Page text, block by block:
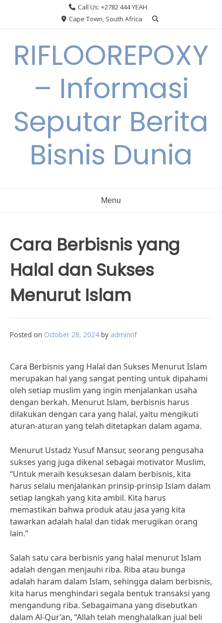
Call Us: +2782 444 YEAH
Cape Town, South Africa
RIFLOOREPOXY
– Informasi
Seputar Berita
Bisnis Dunia
Menu
Cara Berbisnis yang
Halal dan Sukses
Menurut Islam
Posted on October 28, 2024 by adminrif
Cara Berbisnis yang Halal dan Sukses Menurut Islam
merupakan hal yang sangat penting untuk dipahami
oleh setiap muslim yang ingin menjalankan usaha
dengan berkah. Menurut Islam, berbisnis harus
dilakukan dengan cara yang halal, yaitu mengikuti
aturan-aturan yang telah ditetapkan dalam agama.
Menurut Ustadz Yusuf Mansur, seorang pengusaha
sukses yang juga dikenal sebagai motivator Muslim,
“Untuk meraih kesuksesan dalam berbisnis, kita
harus selalu menjalankan prinsip-prinsip Islam dalam
setiap langkah yang kita ambil. Kita harus
memastikan bahwa produk atau jasa yang kita
tawarkan adalah halal dan tidak merugikan orang
lain.”
Salah satu cara berbisnis yang halal menurut Islam
adalah dengan menjauhi riba. Riba atau bunga
adalah haram dalam Islam, sehingga dalam berbisnis,
kita harus menghindari segala bentuk transaksi yang
mengandung riba. Sebagaimana yang disebutkan
dalam Al-Qur’an, “Allah telah menghalalkan jual beli